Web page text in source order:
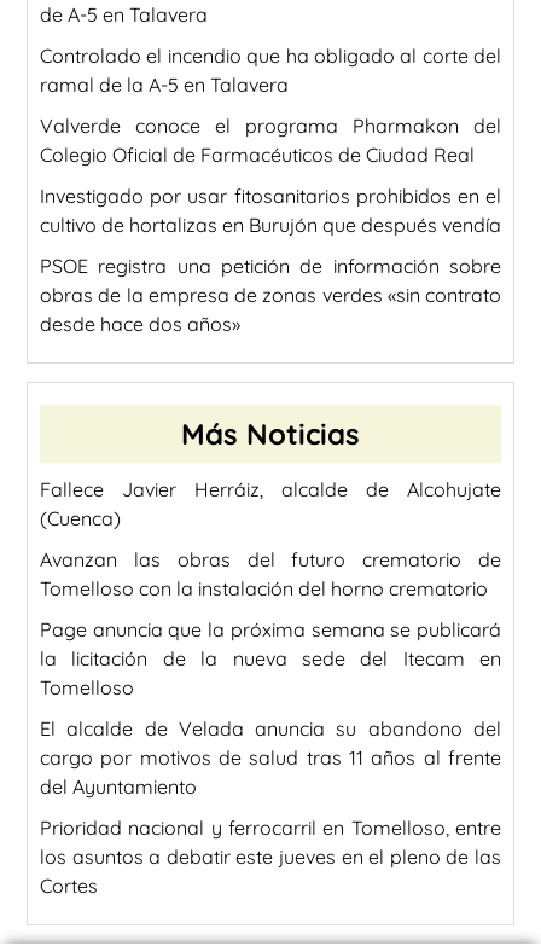
de A-5 en Talavera
Controlado el incendio que ha obligado al corte del
ramal de la A-5 en Talavera
Valverde conoce el programa Pharmakon del
Colegio Oficial de Farmacéuticos de Ciudad Real
Investigado por usar fitosanitarios prohibidos en el
cultivo de hortalizas en Burujón que después vendía
PSOE registra una petición de información sobre
obras de la empresa de zonas verdes «sin contrato
desde hace dos años»
Más Noticias
Fallece Javier Herráiz, alcalde de Alcohujate
(Cuenca)
Avanzan las obras del futuro crematorio de
Tomelloso con la instalación del horno crematorio
Page anuncia que la próxima semana se publicará
la licitación de la nueva sede del Itecam en
Tomelloso
El alcalde de Velada anuncia su abandono del
cargo por motivos de salud tras 11 años al frente
del Ayuntamiento
Prioridad nacional y ferrocarril en Tomelloso, entre
los asuntos a debatir este jueves en el pleno de las
Cortes